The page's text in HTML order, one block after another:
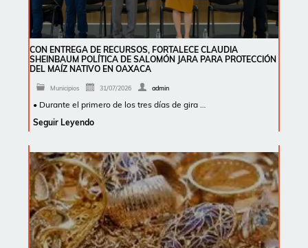
CON ENTREGA DE RECURSOS, FORTALECE CLAUDIA
SHEINBAUM POLÍTICA DE SALOMÓN JARA PARA PROTECCIÓN
DEL MAÍZ NATIVO EN OAXACA
Municipios 31/07/2026 admin
• Durante el primero de los tres días de gira …
Seguir Leyendo